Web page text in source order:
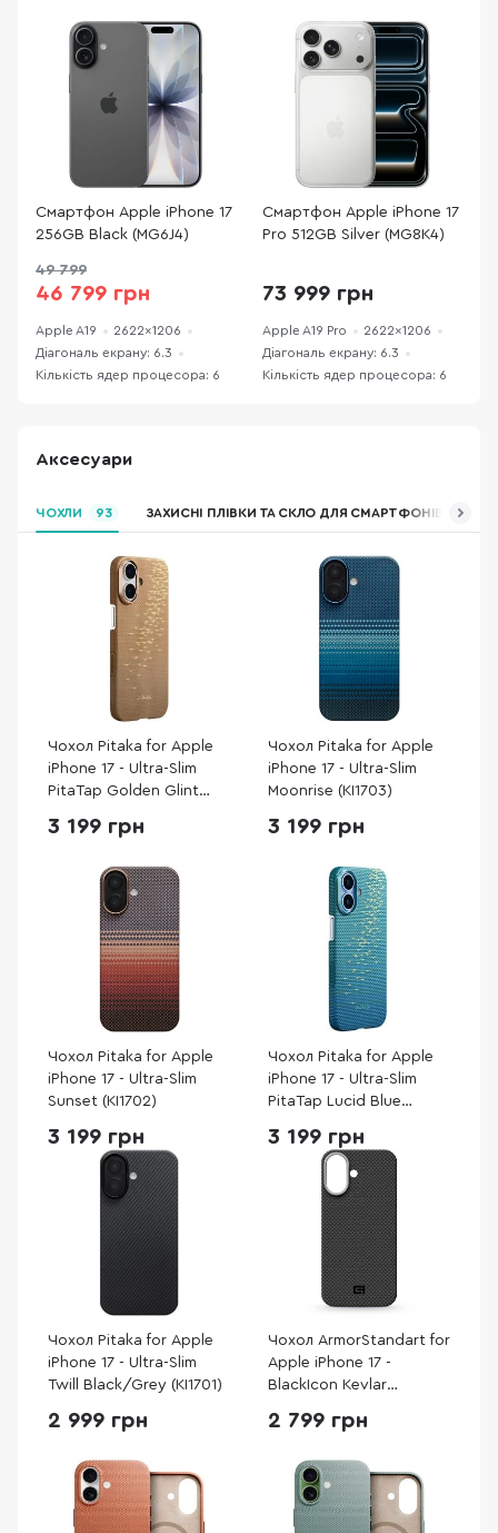
Смартфон Apple iPhone 17
256GB Black (MG6J4)
49 799
46 799 грн
Apple A19
2622x1206
Діагональ екрану: 6.3
Кількість ядер процесора: 6
Смартфон Apple iPhone 17
Pro 512GB Silver (MG8K4)
73 999 грн
Apple A19 Pro
2622x1206
Діагональ екрану: 6.3
Кількість ядер процесора: 6
Аксесуари
ЧОХЛИ 93 ЗАХИСНІ ПЛІВКИ ТА СКЛО ДЛЯ СМАРТФОНІВ
Чохол Pitaka for Apple
iPhone 17 - Ultra-Slim
PitaTap Golden Glint
3 199 грн
Чохол Pitaka for Apple
iPhone 17 - Ultra-Slim
Moonrise (KI1703)
3 199 грн
Чохол Pitaka for Apple
iPhone 17 - Ultra-Slim
Sunset (KI1702)
3 199 грн
Чохол Pitaka for Apple
iPhone 17 - Ultra-Slim
PitaTap Lucid Blue
3 199 грн
Чохол Pitaka for Apple
iPhone 17 - Ultra-Slim
Twill Black/Grey (KI1701)
2 999 грн
Чохол ArmorStandart for
Apple iPhone 17 -
BlackIcon Kevlar
(ARM88532)
2 799 грн